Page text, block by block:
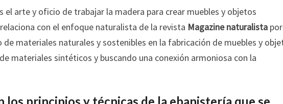
el arte y oficio de trabajar la madera para crear muebles y objetos
con el enfoque naturalista de la revista Magazine naturalista
de materiales naturales y sostenibles en la fabricación de muebles y
materiales sintéticos y buscando una conexión armoniosa con la